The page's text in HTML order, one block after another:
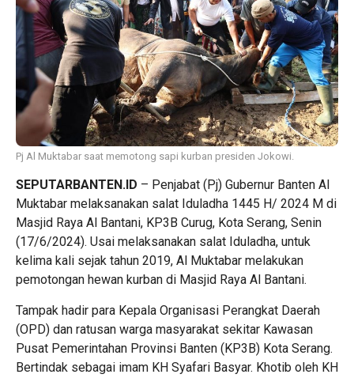
Pj Al Muktabar saat memotong sapi kurban presiden Jokowi.
SEPUTARBANTEN.ID – Penjabat (Pj) Gubernur Banten Al
Muktabar melaksanakan salat Iduladha 1445 H/ 2024 M di
Masjid Raya Al Bantani, KP3B Curug, Kota Serang, Senin
(17/6/2024). Usai melaksanakan salat Iduladha, untuk
kelima kali sejak tahun 2019, Al Muktabar melakukan
pemotongan hewan kurban di Masjid Raya Al Bantani.
Tampak hadir para Kepala Organisasi Perangkat Daerah
(OPD) dan ratusan warga masyarakat sekitar Kawasan
Pusat Pemerintahan Provinsi Banten (KP3B) Kota Serang.
Bertindak sebagai imam KH Syafari Basyar. Khotib oleh KH